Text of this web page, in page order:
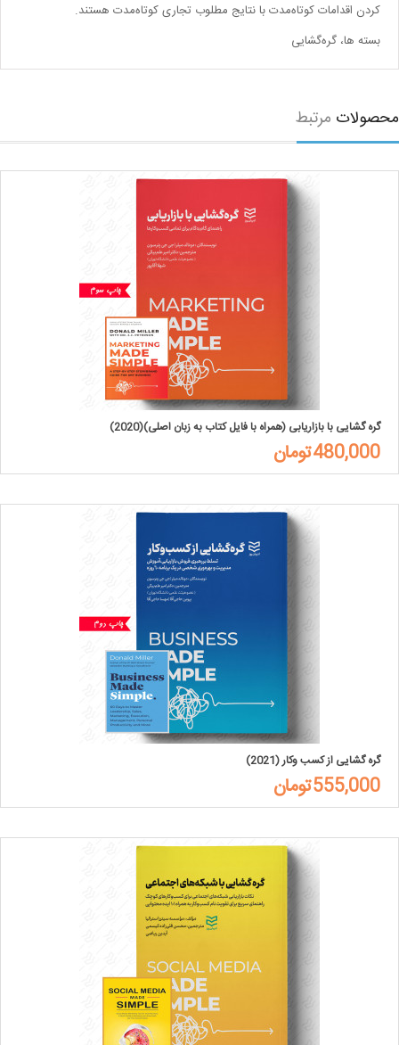
کردن اقدامات کوتاه‌مدت با نتایج مطلوب تجاری کوتاه‌مدت هستند.
بسته ها، گره‌گشایی
مرتبط
گره گشایی با بازاریابی (همراه با فایل کتاب به زبان اصلی)(2020)
480,000تومان
گره گشایی از کسب وکار (2021)
555,000تومان